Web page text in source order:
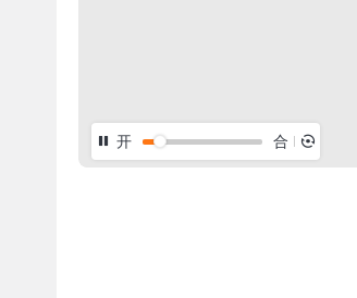
开 合